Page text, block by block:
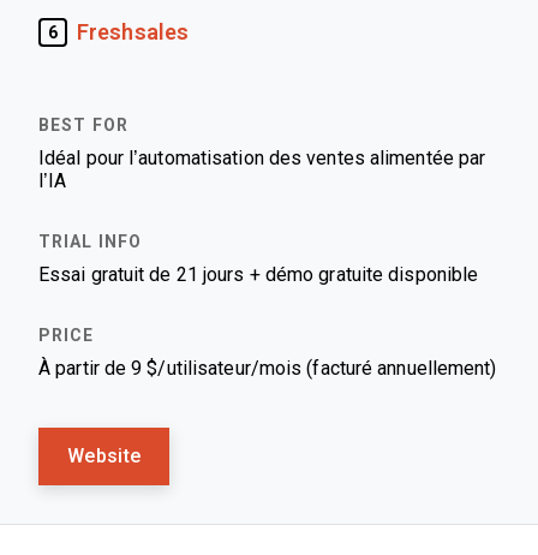
6 Freshsales
Idéal pour l’automatisation des ventes alimentée par
l’IA
Essai gratuit de 21 jours + démo gratuite disponible
À partir de 9 $/utilisateur/mois (facturé annuellement)
Website